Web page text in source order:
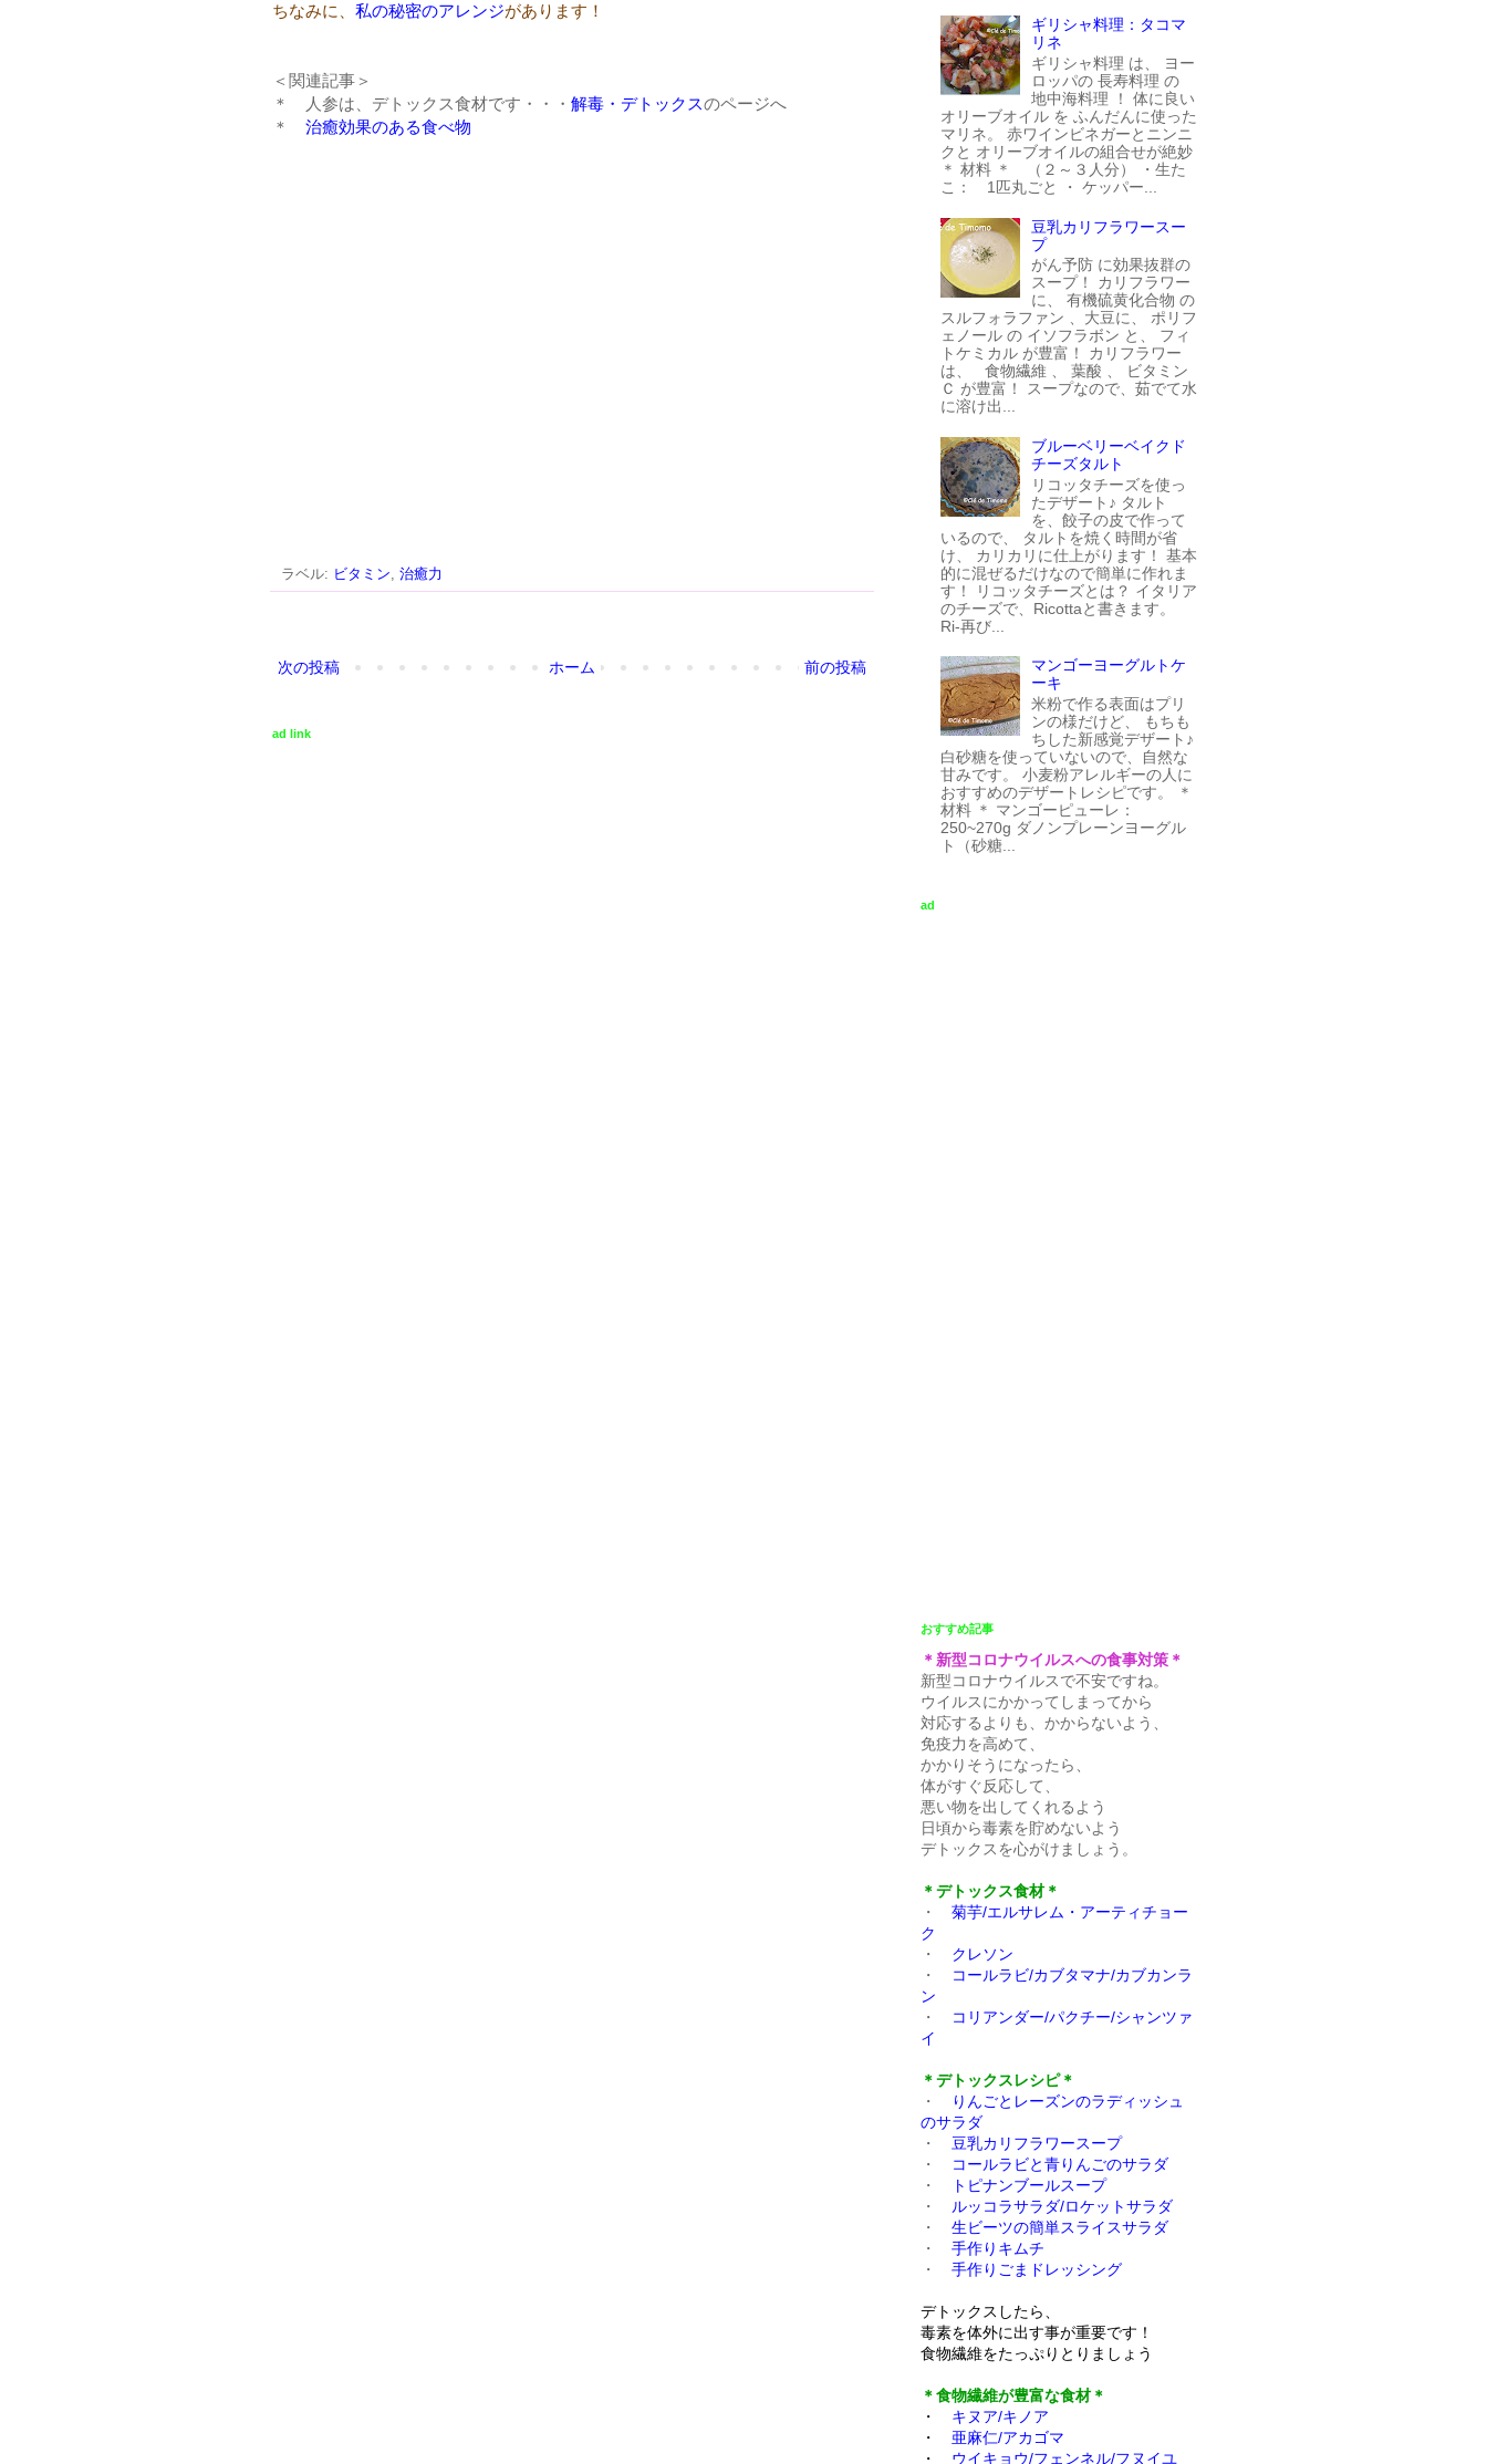
ちなみに、 私の秘密のアレンジがあります！
＜関連記事＞
＊ 人参は、デトックス食材です・・・ 解毒・デトックスのページへ
＊ 治癒効果のある食べ物
ラベル: ビタミン, 治癒力
次の投稿 前の投稿
ホーム
ad link
ギリシャ料理：タコマ
リネ
ギリシャ料理 は、 ヨー
ロッパの 長寿料理 の
地中海料理 ！ 体に良い
オリーブオイル を ふんだんに使った
マリネ。 赤ワインビネガーとニンニ
クと オリーブオイルの組合せが絶妙
＊ 材料 ＊ （２～３人分） ・生た
こ： 1匹丸ごと ・ ケッパー...
豆乳カリフラワースー
プ
がん予防 に効果抜群の
スープ！ カリフラワー
に、 有機硫黄化合物 の
スルフォラファン 、大豆に、 ポリフ
ェノール の イソフラボン と、 フィ
トケミカル が豊富！ カリフラワー
は、 食物繊維 、 葉酸 、 ビタミン
Ｃ が豊富！ スープなので、茹でて水
に溶け出...
ブルーベリーベイクド
チーズタルト
リコッタチーズを使っ
たデザート♪ タルト
を、餃子の皮で作って
いるので、 タルトを焼く時間が省
け、 カリカリに仕上がります！ 基本
的に混ぜるだけなので簡単に作れま
す！ リコッタチーズとは？ イタリア
のチーズで、Ricottaと書きます。
Ri-再び...
マンゴーヨーグルトケ
ーキ
米粉で作る表面はプリ
ンの様だけど、 もちも
ちした新感覚デザート♪
白砂糖を使っていないので、自然な
甘みです。 小麦粉アレルギーの人に
おすすめのデザートレシピです。 ＊
材料 ＊ マンゴーピューレ：
250~270g ダノンプレーンヨーグル
ト（砂糖...
ad
おすすめ記事
＊新型コロナウイルスへの食事対策＊
新型コロナウイルスで不安ですね。
ウイルスにかかってしまってから
対応するよりも、かからないよう、
免疫力を高めて、
かかりそうになったら、
体がすぐ反応して、
悪い物を出してくれるよう
日頃から毒素を貯めないよう
デトックスを心がけましょう。
＊デトックス食材＊
・ 菊芋/エルサレム・アーティチョー
ク
・ クレソン
・
コールラビ/カブタマナ/カブカンラ
ン
・
コリアンダー/パクチー/シャンツァ
イ
＊デトックスレシピ＊
・
りんごとレーズンのラディッシュ
のサラダ
・ 豆乳カリフラワースープ
・
コールラビと青りんごのサラダ
・
トピナンブールスープ
・
ルッコラサラダ/ロケットサラダ
・ 生ビーツの簡単スライスサラダ
・ 手作りキムチ
・ 手作りごまドレッシング
デトックスしたら、
毒素を体外に出す事が重要です！
食物繊維をたっぷりとりましょう
＊食物繊維が豊富な食材＊
・ キヌア/キノア
・ 亜麻仁/アカゴマ
・ ウイキョウ/フェンネル/フヌイユ